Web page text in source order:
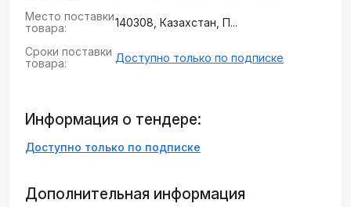
Место поставки
товара:
140308, Казахстан, П...
Сроки поставки
товара:
Доступно только по подписке
Информация о тендере:
Доступно только по подписке
Дополнительная информация